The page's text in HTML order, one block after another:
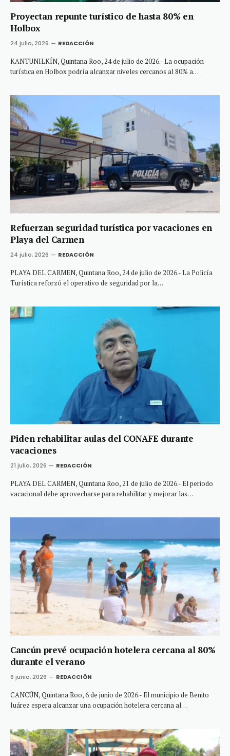
Proyectan repunte turístico de hasta 80% en
Holbox
24 julio, 2026 REDACCIÓN
KANTUNILKÍN, Quintana Roo, 24 de julio de 2026.- La ocupación
turística en Holbox podría alcanzar niveles cercanos al 80% a…
Refuerzan seguridad turística por vacaciones en
Playa del Carmen
24 julio, 2026 REDACCIÓN
PLAYA DEL CARMEN, Quintana Roo, 24 de julio de 2026.- La Policía
Turística reforzó el operativo de seguridad por la…
Piden rehabilitar aulas del CONAFE durante
vacaciones
21 julio, 2026 REDACCIÓN
PLAYA DEL CARMEN, Quintana Roo, 21 de julio de 2026.- El periodo
vacacional debe aprovecharse para rehabilitar y mejorar las…
Cancún prevé ocupación hotelera cercana al 80%
durante el verano
6 junio, 2026 REDACCIÓN
CANCÚN, Quintana Roo, 6 de junio de 2026.- El municipio de Benito
Juárez espera alcanzar una ocupación hotelera cercana al…